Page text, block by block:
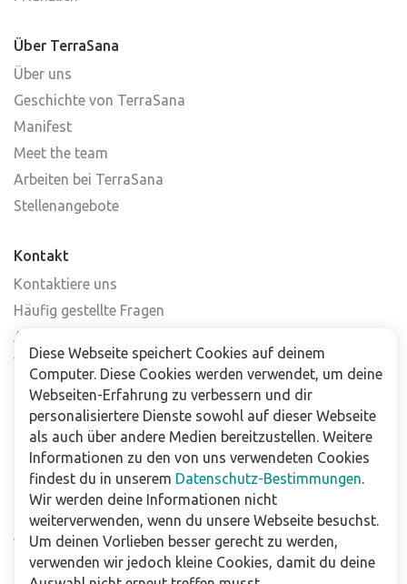
Über TerraSana
Über uns
Geschichte von TerraSana
Manifest
Meet the team
Arbeiten bei TerraSana
Stellenangebote
Kontakt
Kontaktiere uns
Häufig gestellte Fragen
Abonniere unseren Newsletter
Verkaufsstellen
Für Unternehmen
Downloads
Impressum
Datenschutzbestimmungen
Allgemeine Verkaufs- und Lieferbedingungen
Haftungsausschluss
Diese Webseite speichert Cookies auf deinem
Computer. Diese Cookies werden verwendet, um deine
Webseiten-Erfahrung zu verbessern und dir
personalisiertere Dienste sowohl auf dieser Webseite
als auch über andere Medien bereitzustellen. Weitere
Informationen zu den von uns verwendeten Cookies
findest du in unserem Datenschutz-Bestimmungen.
Wir werden deine Informationen nicht
weiterverwenden, wenn du unsere Webseite besuchst.
Um deinen Vorlieben besser gerecht zu werden,
verwenden wir jedoch kleine Cookies, damit du deine